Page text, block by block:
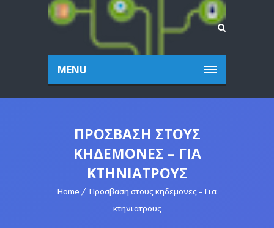
MENU
ΠΡΟΣΒΑΣΗ ΣΤΟΥΣ
ΚΗΔΕΜΟΝΕΣ – ΓΙΑ
ΚΤΗΝΙΑΤΡΟΥΣ
Home
Προσβαση στους κηδεμονες – Για
κτηνιατρους